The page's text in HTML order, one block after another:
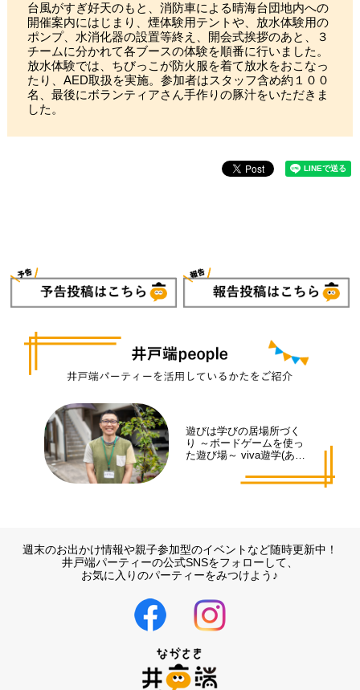
台風がすぎ好天のもと、消防車による晴海台団地内への
開催案内にはじまり、煙体験用テントや、放水体験用の
ポンプ、水消化器の設置等終え、開会式挨拶のあと、３
チームに分かれて各ブースの体験を順番に行いました。
放水体験では、ちびっこが防火服を着て放水をおこなっ
たり、AED取扱を実施。参加者はスタッフ含め約１００
名、最後にボランティアさん手作りの豚汁をいただきま
した。
遊びは学びの居場所づく
り ～ボードゲームを使っ
た遊び場～ viva遊学(あそ
週末のお出かけ情報や親子参加型のイベントなど随時更新中！
井戸端パーティーの公式SNSをフォローして、
お気に入りのパーティーをみつけよう♪